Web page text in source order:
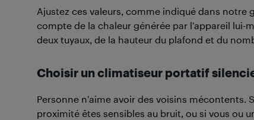
Ajustez ces valeurs, comme indiqué dans notre
compte de la chaleur générée par l’appareil lui-
deux tuyaux, de la hauteur du plafond et du
Choisir un climatiseur portatif
Personne n’aime avoir des voisins mécontents.
proximité êtes sensibles au bruit, ou si vous ou